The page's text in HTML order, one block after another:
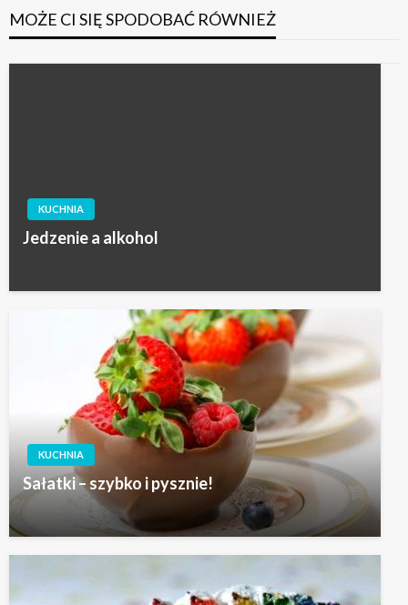
MOŻE CI SIĘ SPODOBAĆ RÓWNIEŻ
KUCHNIA
Jedzenie a alkohol
KUCHNIA
Sałatki – szybko i pysznie!